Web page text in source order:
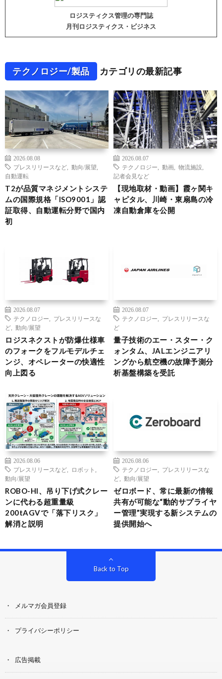
ロジスティクス管理の専門誌
月刊ロジスティクス・ビジネス
テクノロジー/製品 カテゴリの最新記事
2026.08.08
プレスリリースなど
動向/展望
自動運転
T2が品質マネジメントシステ
ムの国際規格「ISO9001」認
証取得、自動運転分野で国内
初
2026.08.07
テクノロジー
動画 物流施設
記者会見など
【現地取材・動画】霞ヶ関キ
ャピタル、川崎・東扇島の冷
凍自動倉庫を公開
2026.08.07
テクノロジー
プレスリリースな
ど
動向/展望
ロジスネクストが防爆仕様車
のフォークをフルモデルチェ
ンジ、オペレーターの快適性
向上図る
2026.08.07
テクノロジー
プレスリリースな
ど
量子技術のエー・スター・ク
ォンタム、JALエンジニアリ
ングから航空機の故障予測分
析基盤構築を受託
2026.08.06
プレスリリースなど
ロボット
動向/展望
ROBO-HI、吊り下げ式クレー
ンに代わる超重量級
200tAGVで「落下リスク」
解消と説明
2026.08.06
テクノロジー
プレスリリースな
ど
動向/展望
ゼロボード、常に最新の情報
共有が可能な“動的サプライヤ
ー管理”実現する新システムの
提供開始へ
Back to Top
メルマガ会員登録
プライバシーポリシー
広告掲載